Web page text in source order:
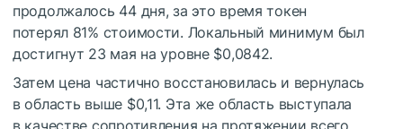
продолжалось 44 дня, за это время токен
потерял 81% стоимости. Локальный минимум был
достигнут 23 мая на уровне $0,0842.
Затем цена частично восстановилась и вернулась
в область выше $0,11. Эта же область выступала